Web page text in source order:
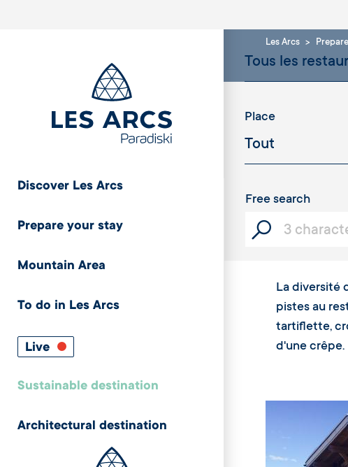
Discover Les Arcs
Prepare your stay
Mountain Area
To do in Les Arcs
Live
Sustainable destination
Architectural destination
Les Arcs
Place
Free search
La diversité
pistes au
tartiflette,
d'une crêpe.